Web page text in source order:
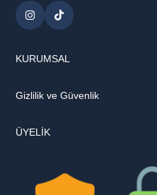
KURUMSAL
Gizlilik ve Güvenlik
ÜYELİK